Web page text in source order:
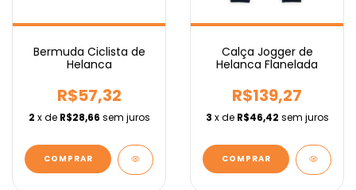
Bermuda Ciclista de
Helanca
R$57,32
2 x de R$28,66 sem juros
COMPRAR
Calça Jogger de
Helanca Flanelada
R$139,27
3 x de R$46,42 sem juros
COMPRAR